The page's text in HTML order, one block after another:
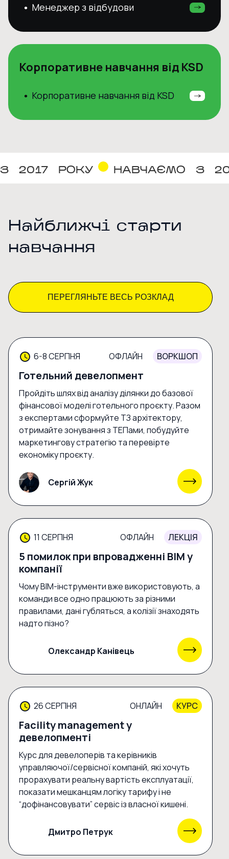
• Менеджер з відбудови
Корпоративне навчання від KSD
• Корпоративне навчання від KSD
З 2017 РОКУ НАВЧАЄМО З
Найближчі старти
навчання
ПЕРЕГЛЯНЬТЕ ВЕСЬ РОЗКЛАД
6-8 СЕРПНЯ ОФЛАЙН ВОРКШОП
Готельний девелопмент
Пройдіть шлях від аналізу ділянки до базової
фінансової моделі готельного проєкту. Разом
з експертами сформуйте ТЗ архітектору,
отримайте зонування з ТЕПами, побудуйте
маркетингову стратегію та перевірте
економіку проєкту.
Сергій Жук
11 СЕРПНЯ ОФЛАЙН ЛЕКЦІЯ
5 помилок при впровадженні BIM у
компанії
Чому BIM-інструменти вже використовують, а
команди все одно працюють за різними
правилами, дані губляться, а колізії знаходять
надто пізно?
Олександр Канівець
26 СЕРПНЯ ОНЛАЙН КУРС
Facility management у
девелопменті
Курс для девелоперів та керівників
управляючої/сервісної компаній, які хочуть
прорахувати реальну вартість експлуатації,
показати мешканцям логіку тарифу і не
“дофінансовувати” сервіс із власної кишені.
Дмитро Петрук